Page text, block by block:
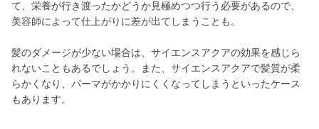
て、栄養が行き渡ったかどうか見極めつつ行う必要があるので、
美容師によって仕上がりに差が出てしまうことも。
髪のダメージが少ない場合は、サイエンスアクアの効果を感じら
れないこともあるでしょう。また、サイエンスアクアで髪質が柔
らかくなり、パーマがかかりにくくなってしまうといったケース
もあります。